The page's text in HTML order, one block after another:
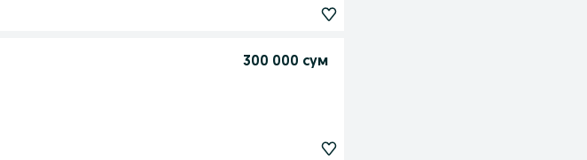
300 000 сум